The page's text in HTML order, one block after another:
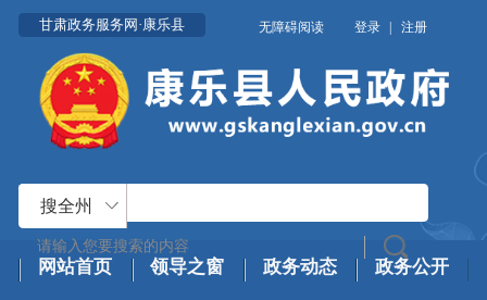
甘肃政务服务网·康乐县 无障碍阅读 登录 | 注册
搜全州
网站首页 领导之窗 政务动态 政务公开